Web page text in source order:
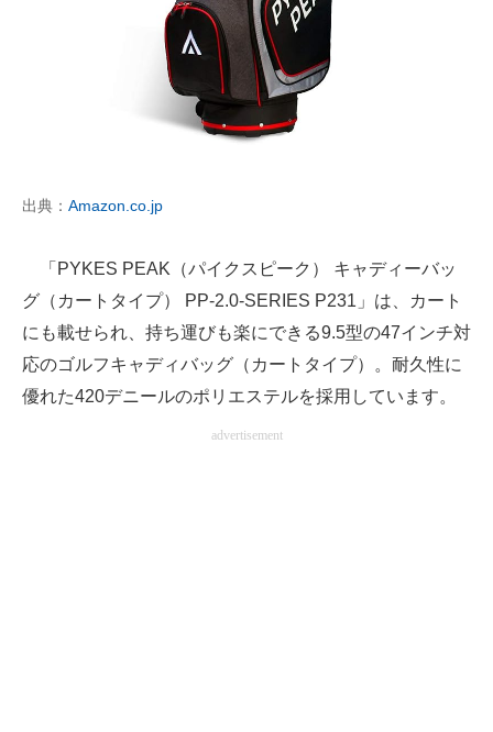
出典： Amazon.co.jp
「PYKES PEAK（パイクスピーク） キャディーバッ
グ（カートタイプ） PP-2.0-SERIES P231」は、カート
にも載せられ、持ち運びも楽にできる9.5型の47インチ対
応のゴルフキャディバッグ（カートタイプ）。耐久性に
優れた420デニールのポリエステルを採用しています。
advertisement